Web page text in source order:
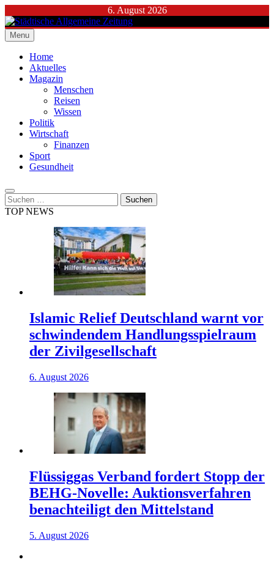
to
content
6. August 2026
Städtische Allgemeine Zeitung
Menu
Home
Aktuelles
Magazin
Menschen
Reisen
Wissen
Politik
Wirtschaft
Finanzen
Sport
Gesundheit
Suchen
nach:
TOP NEWS
Islamic Relief Deutschland warnt vor
schwindendem Handlungsspielraum
der Zivilgesellschaft
6. August 2026
Flüssiggas Verband fordert Stopp der
BEHG-Novelle: Auktionsverfahren
benachteiligt den Mittelstand
5. August 2026